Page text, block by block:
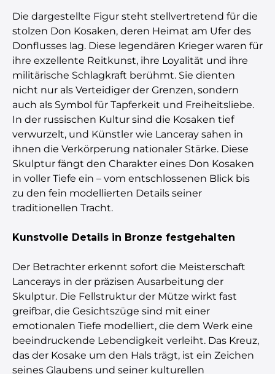
Die dargestellte Figur steht stellvertretend für die
stolzen Don Kosaken, deren Heimat am Ufer des
Donflusses lag. Diese legendären Krieger waren für
ihre exzellente Reitkunst, ihre Loyalität und ihre
militärische Schlagkraft berühmt. Sie dienten
nicht nur als Verteidiger der Grenzen, sondern
auch als Symbol für Tapferkeit und Freiheitsliebe.
In der russischen Kultur sind die Kosaken tief
verwurzelt, und Künstler wie Lanceray sahen in
ihnen die Verkörperung nationaler Stärke. Diese
Skulptur fängt den Charakter eines Don Kosaken
in voller Tiefe ein – vom entschlossenen Blick bis
zu den fein modellierten Details seiner
traditionellen Tracht.
Kunstvolle Details in Bronze festgehalten
Der Betrachter erkennt sofort die Meisterschaft
Lancerays in der präzisen Ausarbeitung der
Skulptur. Die Fellstruktur der Mütze wirkt fast
greifbar, die Gesichtszüge sind mit einer
emotionalen Tiefe modelliert, die dem Werk eine
beeindruckende Lebendigkeit verleiht. Das Kreuz,
das der Kosake um den Hals trägt, ist ein Zeichen
seines Glaubens und seiner kulturellen